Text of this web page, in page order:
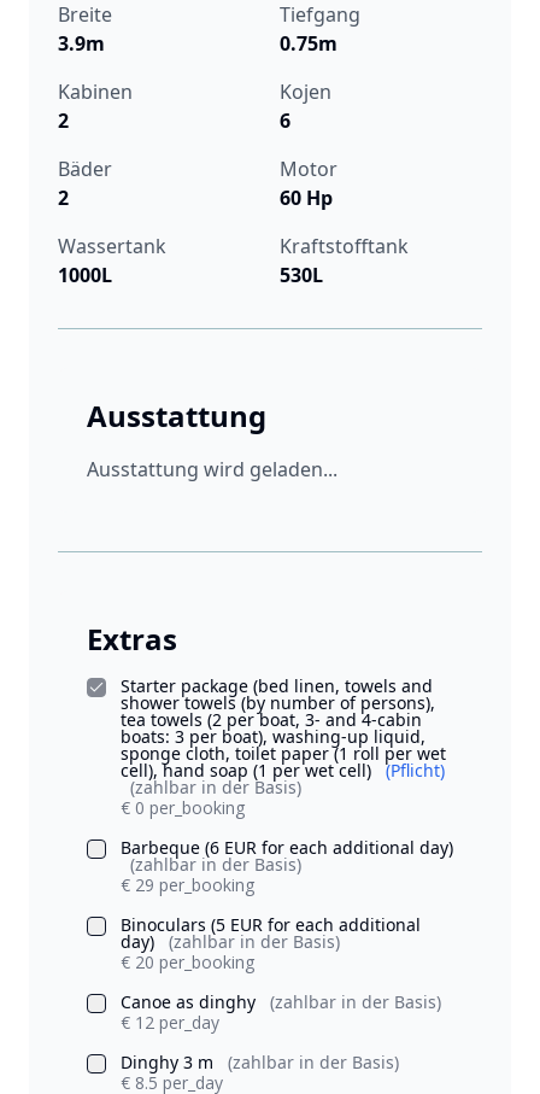
Breite
3.9m
Tiefgang
0.75m
Kabinen
2
Kojen
6
Bäder
2
Motor
60 Hp
Wassertank
1000L
Kraftstofftank
530L
Ausstattung
Ausstattung wird geladen...
Extras
Starter package (bed linen, towels and
shower towels (by number of persons),
tea towels (2 per boat, 3- and 4-cabin
boats: 3 per boat), washing-up liquid,
sponge cloth, toilet paper (1 roll per wet
cell), hand soap (1 per wet cell) (Pflicht)
(zahlbar in der Basis)
€ 0 per_booking
Barbeque (6 EUR for each additional day)
(zahlbar in der Basis)
€ 29 per_booking
Binoculars (5 EUR for each additional
day)
(zahlbar in der Basis)
€ 20 per_booking
Canoe as dinghy
(zahlbar in der Basis)
€ 12 per_day
Dinghy 3 m
(zahlbar in der Basis)
€ 8.5 per_day